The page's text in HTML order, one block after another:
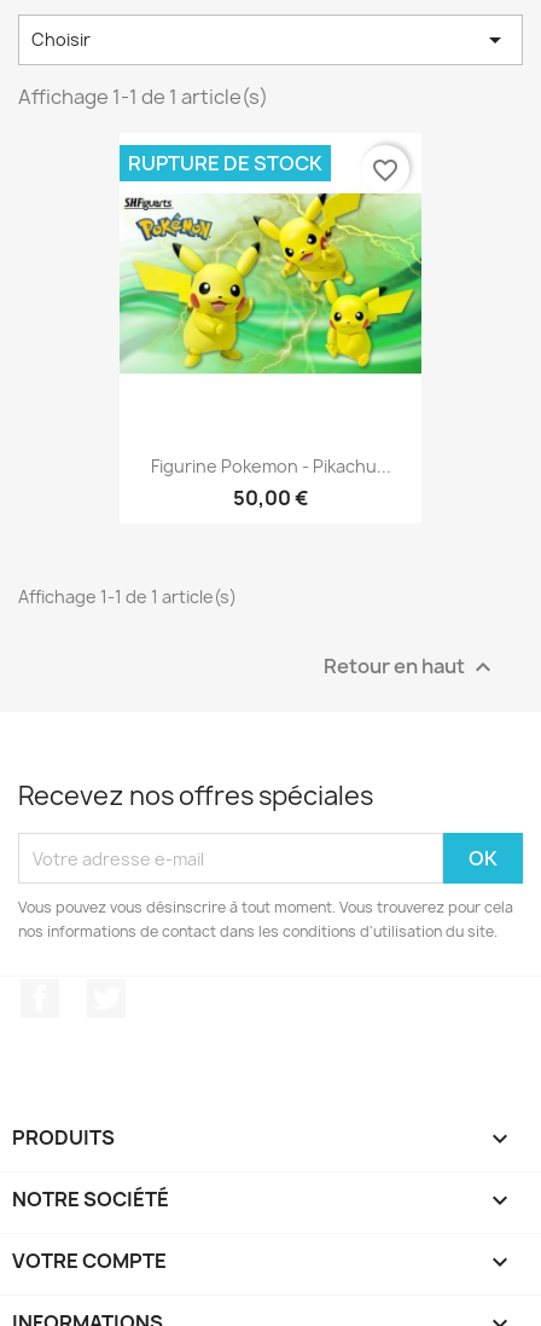
Choisir 
Affichage 1-1 de 1 article(s)
Figurine Pokemon - Pikachu...
50,00 €
RUPTURE DE STOCK favorite_border
Affichage 1-1 de 1 article(s)
Retour en haut 
Recevez nos offres spéciales
Vous pouvez vous désinscrire à tout moment. Vous trouverez pour cela
nos informations de contact dans les conditions d'utilisation du site.
PRODUITS 
NOTRE SOCIÉTÉ 
VOTRE COMPTE 